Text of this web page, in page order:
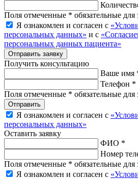
Поля отмеченные * обязательные для
Я ознакомлен и согласен с
персональных данных» и с
персональных данных пациента»
Отправить заявку
Получить консультацию
Ваше имя
Телефон *
Поля отмеченные * обязательные для
Отправить
Я ознакомлен и согласен с
персональных данных»
Оставить заявку
ФИО *
Номер
Поля отмеченные * обязательные для
Я ознакомлен и согласен с